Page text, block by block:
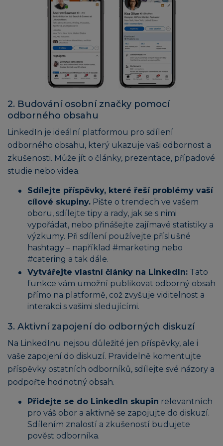
2. Budování osobní značky pomocí
odborného obsahu
LinkedIn je ideální platformou pro sdílení
odborného obsahu, který ukazuje vaši odbornost a
zkušenosti. Může jít o články, prezentace, případové
studie nebo videa.
Sdílejte příspěvky, které řeší problémy vaší
cílové skupiny. Pište o trendech ve vašem
oboru, sdílejte tipy a rady, jak se s nimi
vypořádat, nebo přinášejte zajímavé statistiky a
výzkumy. Při sdílení používejte příslušné
hashtagy – například #marketing nebo
#catering a tak dále.
Vytvářejte vlastní články na LinkedIn: Tato
funkce vám umožní publikovat odborný obsah
přímo na platformě, což zvyšuje viditelnost a
interakci s vašimi sledujícími.
3. Aktivní zapojení do odborných diskuzí
Na LinkedInu nejsou důležité jen příspěvky, ale i
vaše zapojení do diskuzí. Pravidelně komentujte
příspěvky ostatních odborníků, sdílejte své názory a
podpořte hodnotný obsah.
Přidejte se do LinkedIn skupin relevantních
pro váš obor a aktivně se zapojujte do diskuzí.
Sdílením znalostí a zkušeností budujete
pověst odborníka.